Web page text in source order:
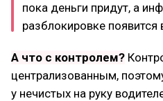
пока деньги придут, а
разблокировке появится
А что с контролем?
централизованным,
у нечистых на руку